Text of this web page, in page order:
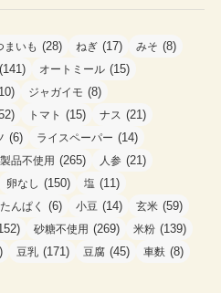
まいも (28) ねぎ (17) みそ (8)
(141) オートミール (15)
ジャガイモ (8)
トマト (15) ナス (21)
(6) ライスペーパー (14)
品不使用 (265) 人参 (21)
卵なし (150) 塩 (11)
んぱく (6) 小豆 (14) 玄米 (59)
砂糖不使用 (269) 米粉 (139)
豆乳 (171) 豆腐 (45) 車麩 (8)